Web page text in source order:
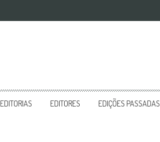
EDITORIAS EDITORES EDIÇÕES PASSADAS